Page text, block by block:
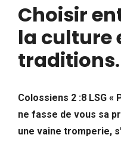
Choisir
la culture
traditions.
Colossiens 2 :8 LSG
ne fasse de vous sa
une vaine tromperie,